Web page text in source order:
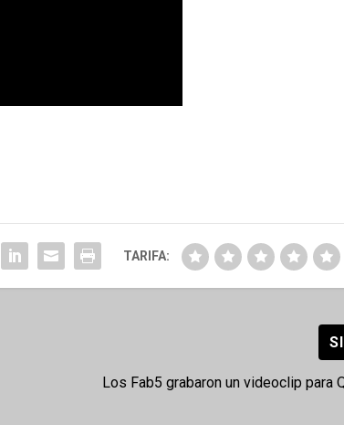
TARIFA:
Los Fab5 grabaron un videoclip para